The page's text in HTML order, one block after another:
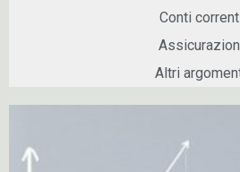
Altri
Conti